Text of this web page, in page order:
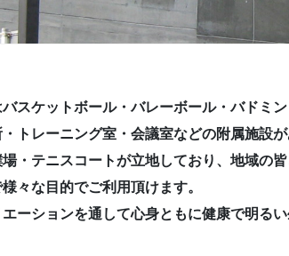
スケットボール・バレーボール・バドミ
トレーニング室・会議室などの附属施設
・テニスコートが立地しており、地域の
々な目的でご利用頂けます。
ーションを通して心身ともに健康で明る